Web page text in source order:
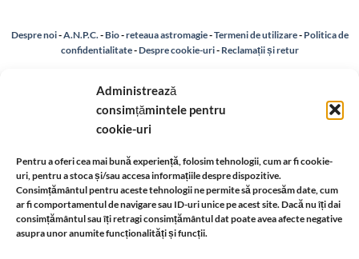
Administrează
consimțămintele pentru
cookie-uri
Pentru a oferi cea mai bună experiență, folosim tehnologii, cum ar fi cookie-
uri, pentru a stoca și/sau accesa informațiile despre dispozitive.
Consimțământul pentru aceste tehnologii ne permite să procesăm date, cum
ar fi comportamentul de navigare sau ID-uri unice pe acest site. Dacă nu îți dai
consimțământul sau îți retragi consimțământul dat poate avea afecte negative
asupra unor anumite funcționalități și funcții.
Despre noi-A.N.P.C.-Bio-reteaua astromagie-Termeni de utilizare- Politica de
confidentialitate-Despre cookie-uri- Reclamații și retur
Politica de rezolvare a reclamatiilor -
Identificare firma
Informatii legale: